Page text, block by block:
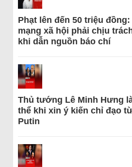
Phạt lên đến 50 triệu
mạng xã hội phải chịu
khi dẫn nguồn báo chí
Thủ tướng Lê Minh Hưng
thể khi xin ý kiến chỉ đạo
Putin